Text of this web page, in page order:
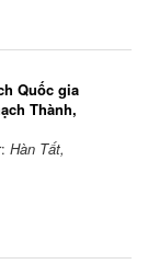
Quốc gia
Thành,
Hàn Tất,